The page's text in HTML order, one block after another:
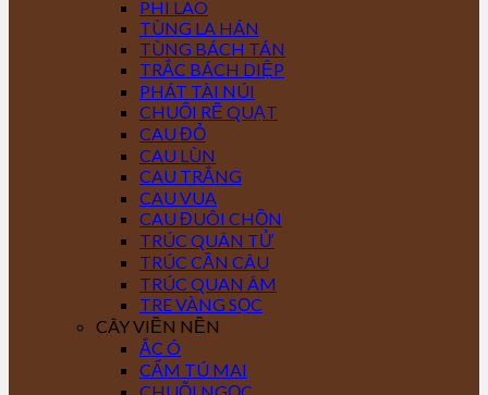
PHI LAO
TÙNG LA HÁN
TÙNG BÁCH TÁN
TRẮC BÁCH DIỆP
PHÁT TÀI NÚI
CHUỐI RẼ QUẠT
CAU ĐỎ
CAU LÙN
CAU TRẮNG
CAU VUA
CAU ĐUÔI CHỒN
TRÚC QUÂN TỬ
TRÚC CẦN CÂU
TRÚC QUAN ÂM
TRE VÀNG SỌC
CÂY VIỀN NỀN
ẮC Ó
CẨM TÚ MAI